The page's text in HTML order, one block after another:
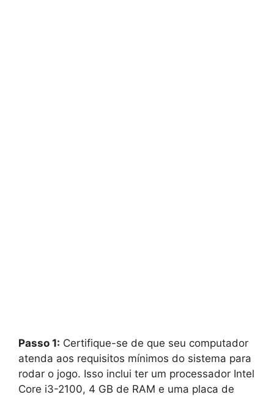
Passo 1: Certifique-se de que seu computador
atenda aos requisitos mínimos do sistema para
rodar o jogo. Isso inclui ter um processador Intel
Core i3-2100, 4 GB de RAM e uma placa de